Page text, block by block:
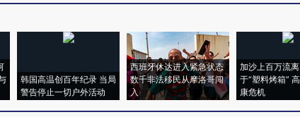
韩国高温创百年纪录 当局
警告停止一切户外活动
西班牙休达进入紧急状态
数千非法移民从摩洛哥闯
入
加沙上百万流
于“塑料烤箱”
康危机